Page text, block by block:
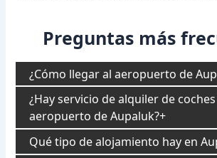
Preguntas más
¿Cómo llegar al aeropuerto de
¿Hay servicio de alquiler de
aeropuerto de Aupaluk?
Qué tipo de alojamiento hay en